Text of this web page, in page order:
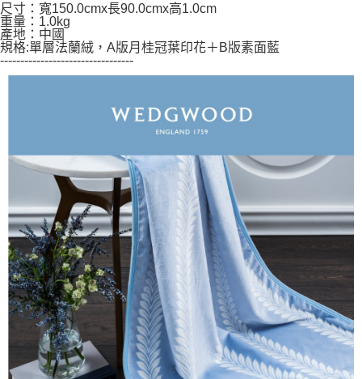
請求用戶進行身份認證。
５．嚴禁一人註冊多個帳號或使用他人資訊註冊。若發現惡意使用之情形，
恩沛科技股份有限公司將有權停止該用戶之使用額度並採取法律行動。
尺寸：寬150.0cmx長90.0cmx高1.0cm
重量：1.0kg
產地：中國
規格:單層法蘭絨，A版月桂冠葉印花＋B版素面藍
---------------------------------